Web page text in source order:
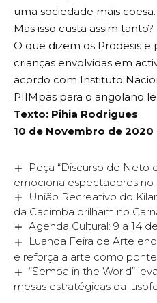
uma sociedade mais
Mas isso custa assim tanto?
O que dizem os Prodesis e
crianças envolvidas em
acordo com Instituto
PIIMpas para o angolano
Texto: Pihia Rodrigues
10 de Novembro de
Peça “Discurso de Neto
emociona espectadores no
União Recreativo do
da Cacimba brilham no
Agenda Cultural: 9 a 14
Luanda Feira de Arte
e reforça a arte como
“Semba in the World”
mesas estratégicas da